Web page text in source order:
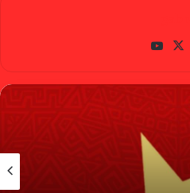
في
وك
X